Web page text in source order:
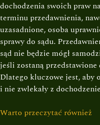
dochodzenia swoich praw
terminu przedawnienia,
uzasadnione, osoba
sprawy do sądu.
sąd nie będzie mógł
jeśli zostaną przedstawione
Dlatego kluczowe jest, aby
i nie zwlekały z
Warto przeczytać również